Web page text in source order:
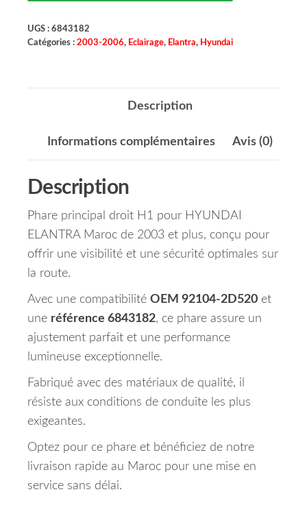
UGS : 6843182
Catégories : 2003-2006, Eclairage, Elantra, Hyundai
Description
Informations complémentaires Avis (0)
Description
Phare principal droit H1 pour HYUNDAI
ELANTRA Maroc de 2003 et plus, conçu pour
offrir une visibilité et une sécurité optimales sur
la route.
Avec une compatibilité OEM 92104-2D520 et
une référence 6843182, ce phare assure un
ajustement parfait et une performance
lumineuse exceptionnelle.
Fabriqué avec des matériaux de qualité, il
résiste aux conditions de conduite les plus
exigeantes.
Optez pour ce phare et bénéficiez de notre
livraison rapide au Maroc pour une mise en
service sans délai.